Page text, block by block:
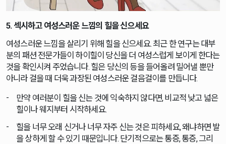
5. 섹시하고 여성스러운 느낌의 힐을 신으세요
여성스러운 느낌을 살리기 위해 힐을 신으세요. 최근 한 연구는 대부
분의 패션 전문가들이 하이힐이 당신을 더 여성스럽게 보이게 한다는
것을 확인시켜 주었습니다. 힐은 당신의 등을 들어올려 밀어낼 뿐만
아니라 걸을 때 더욱 과장된 여성스러운 걸음걸이를 만듭니다.
만약 여러분이 힐을 신는 것에 익숙하지 않다면, 비교적 낮고 넓은
힐이나 웨지부터 시작하세요.
힐을 너무 오래 신거나 너무 자주 신는 것은 피하세요, 왜냐하면 발
을 상하게 할 수 있기 때문입니다. 단기적으로는 통증, 통증, 그리